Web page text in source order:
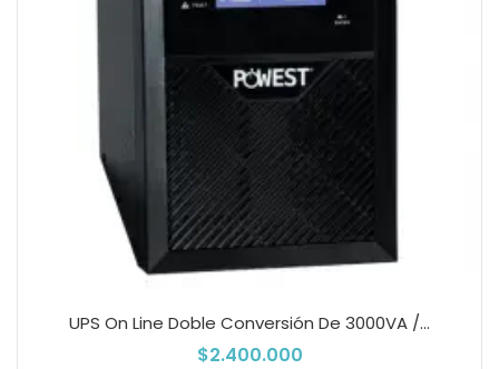
UPS On Line Doble Conversión De 3000VA /...
$2.400.000